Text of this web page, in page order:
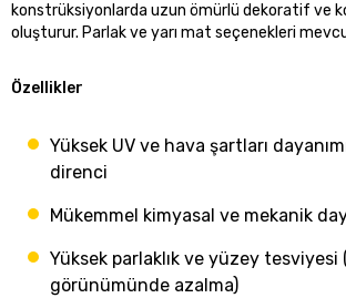
konstrüksiyonlarda uzun ömürlü dekoratif ve
oluşturur. Parlak ve yarı mat seçenekleri
Özellikler
Yüksek UV ve hava şartları
direnci
Mükemmel kimyasal ve mekanik
Yüksek parlaklık ve yüzey
görünümünde azalma)